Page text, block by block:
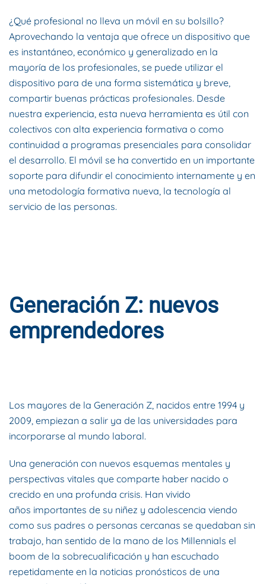
¿Qué profesional no lleva un móvil en su bolsillo?
Aprovechando la ventaja que ofrece un dispositivo que
es instantáneo, económico y generalizado en la
mayoría de los profesionales, se puede utilizar el
dispositivo para de una forma sistemática y breve,
compartir buenas prácticas profesionales. Desde
nuestra experiencia, esta nueva herramienta es útil con
colectivos con alta experiencia formativa o como
continuidad a programas presenciales para consolidar
el desarrollo. El móvil se ha convertido en un importante
soporte para difundir el conocimiento internamente y en
una metodología formativa nueva, la tecnología al
servicio de las personas.
Generación Z: nuevos
emprendedores
Los mayores de la Generación Z, nacidos entre 1994 y
2009, empiezan a salir ya de las universidades para
incorporarse al mundo laboral.
Una generación con nuevos esquemas mentales y
perspectivas vitales que comparte haber nacido o
crecido en una profunda crisis. Han vivido
años importantes de su niñez y adolescencia viendo
como sus padres o personas cercanas se quedaban sin
trabajo, han sentido de la mano de los Millennials el
boom de la sobrecualificación y han escuchado
repetidamente en la noticias pronósticos de una